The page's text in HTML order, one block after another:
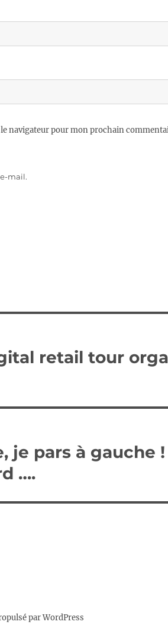
navigateur pour mon prochain
mail.
retail tour
je pars à gauche
….
par WordPress